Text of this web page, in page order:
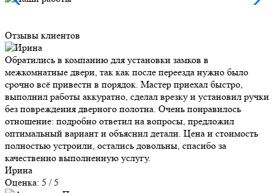
Отзывы клиентов
Обратились в компанию для установки замков в
межкомнатные двери, так как после переезда нужно было
срочно всё привести в порядок. Мастер приехал быстро,
выполнил работы аккуратно, сделал врезку и установил ручки
без повреждения дверного полотна. Очень понравилось
отношение: подробно ответил на вопросы, предложил
оптимальный вариант и объяснил детали. Цена и стоимость
полностью устроили, остались довольны, спасибо за
качественно выполненную услугу.
Ирина
Оценка: 5 / 5